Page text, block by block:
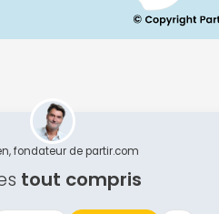
fondateur de partir.com
tout compris
Politique de confidentialité.